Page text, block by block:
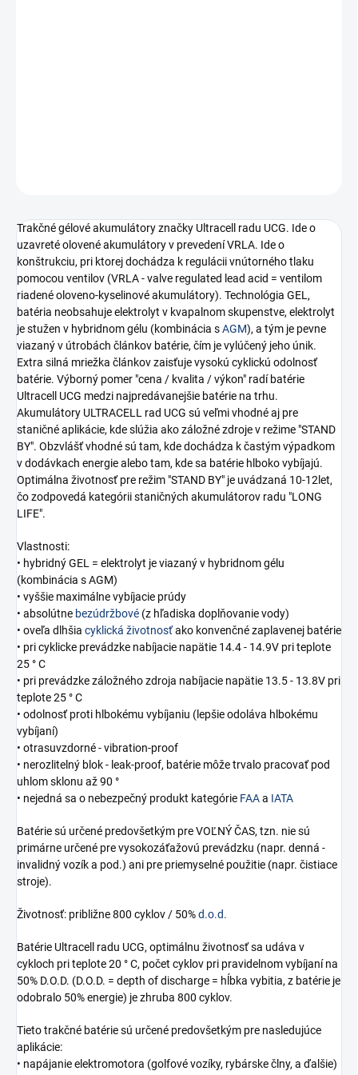
Trakčné gélové akumulátory značky Ultracell radu UCG. Ide o
uzavreté olovené akumulátory v prevedení VRLA. Ide o
konštrukciu, pri ktorej dochádza k regulácii vnútorného tlaku
pomocou ventilov (VRLA - valve regulated lead acid = ventilom
riadené oloveno-kyselinové akumulátory). Technológia GEL,
batéria neobsahuje elektrolyt v kvapalnom skupenstve, elektrolyt
je stužen v hybridnom gélu (kombinácia sAGM), a tým je pevne
viazaný v útrobách článkov batérie, čím je vylúčený jeho únik.
Extra silná mriežka článkov zaisťuje vysokú cyklickú odolnosť
batérie. Výborný pomer "cena / kvalita / výkon" radí batérie
Ultracell UCG medzi najpredávanejšie batérie na trhu.
Akumulátory ULTRACELL rad UCG sú veľmi vhodné aj pre
staničné aplikácie, kde slúžia ako záložné zdroje v režime "STAND
BY". Obzvlášť vhodné sú tam, kde dochádza k častým výpadkom
v dodávkach energie alebo tam, kde sa batérie hlboko vybíjajú.
Optimálna životnosť pre režim "STAND BY" je uvádzaná 10-12let,
čo zodpovedá kategórii staničných akumulátorov radu "LONG
LIFE".
Vlastnosti:
• hybridný GEL = elektrolyt je viazaný v hybridnom gélu
(kombinácia s AGM)
• vyššie maximálne vybíjacie prúdy
• absolútne bezúdržbové (z hľadiska doplňovanie vody)
• oveľa dlhšia cyklická životnosťako konvenčné zaplavenej batérie
• pri cyklicke prevádzke nabíjacie napätie 14.4 - 14.9V pri teplote
25 ° C
• pri prevádzke záložného zdroja nabíjacie napätie 13.5 - 13.8V pri
teplote 25 ° C
• odolnosť proti hlbokému vybíjaniu (lepšie odoláva hlbokému
vybíjaní)
• otrasuvzdorné - vibration-proof
• nerozlitelný blok - leak-proof, batérie môže trvalo pracovať pod
uhlom sklonu až 90 °
• nejedná sa o nebezpečný produkt kategórie FAAa IATA
Batérie sú určené predovšetkým pre VOĽNÝ ČAS, tzn. nie sú
primárne určené pre vysokozáťažovú prevádzku (napr. denná -
invalidný vozík a pod.) ani pre priemyselné použitie (napr. čistiace
stroje).
Životnosť: približne 800 cyklov / 50%d.o.d.
Batérie Ultracell radu UCG, optimálnu životnosť sa udáva v
cykloch pri teplote 20 ° C, počet cyklov pri pravidelnom vybíjaní na
50% D.O.D. (D.O.D. = depth of discharge = hĺbka vybitia, z batérie je
odobralo 50% energie) je zhruba 800 cyklov.
Tieto trakčné batérie sú určené predovšetkým pre nasledujúce
aplikácie:
• napájanie elektromotora (golfové vozíky, rybárske člny, a ďalšie)